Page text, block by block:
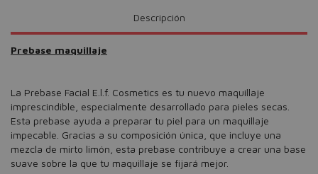
Descripción
Prebase maquillaje
La Prebase Facial E.l.f. Cosmetics es tu nuevo maquillaje
imprescindible, especialmente desarrollado para pieles secas.
Esta prebase ayuda a preparar tu piel para un maquillaje
impecable. Gracias a su composición única, que incluye una
mezcla de mirto limón, esta prebase contribuye a crear una base
suave sobre la que tu maquillaje se fijará mejor.